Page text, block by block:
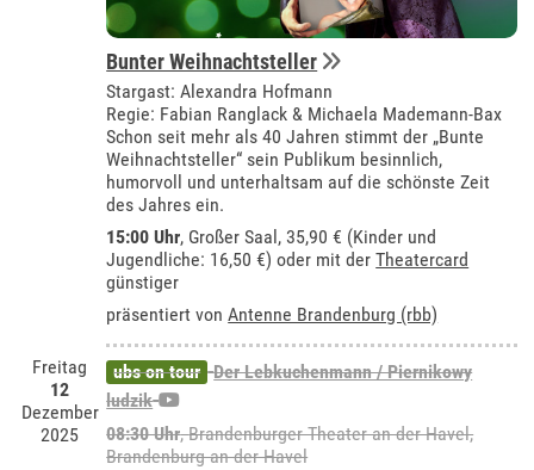
Bunter Weihnachtsteller
Stargast: Alexandra Hofmann
Regie: Fabian Ranglack & Michaela Mademann-Bax
Schon seit mehr als 40 Jahren stimmt der „Bunte
Weihnachtsteller“ sein Publikum besinnlich,
humorvoll und unterhaltsam auf die schönste Zeit
des Jahres ein.
15:00 Uhr, Großer Saal , 35,90 € (Kinder und
Jugendliche: 16,50 €) oder mit derTheatercard
günstiger
präsentiert vonAntenne Brandenburg (rbb)
Freitag
12
Dezember
2025
ubs on tour Der Lebkuchenmann / Piernikowy
ludzik
08:30 Uhr,Brandenburger Theater an der Havel,
Brandenburg an der Havel